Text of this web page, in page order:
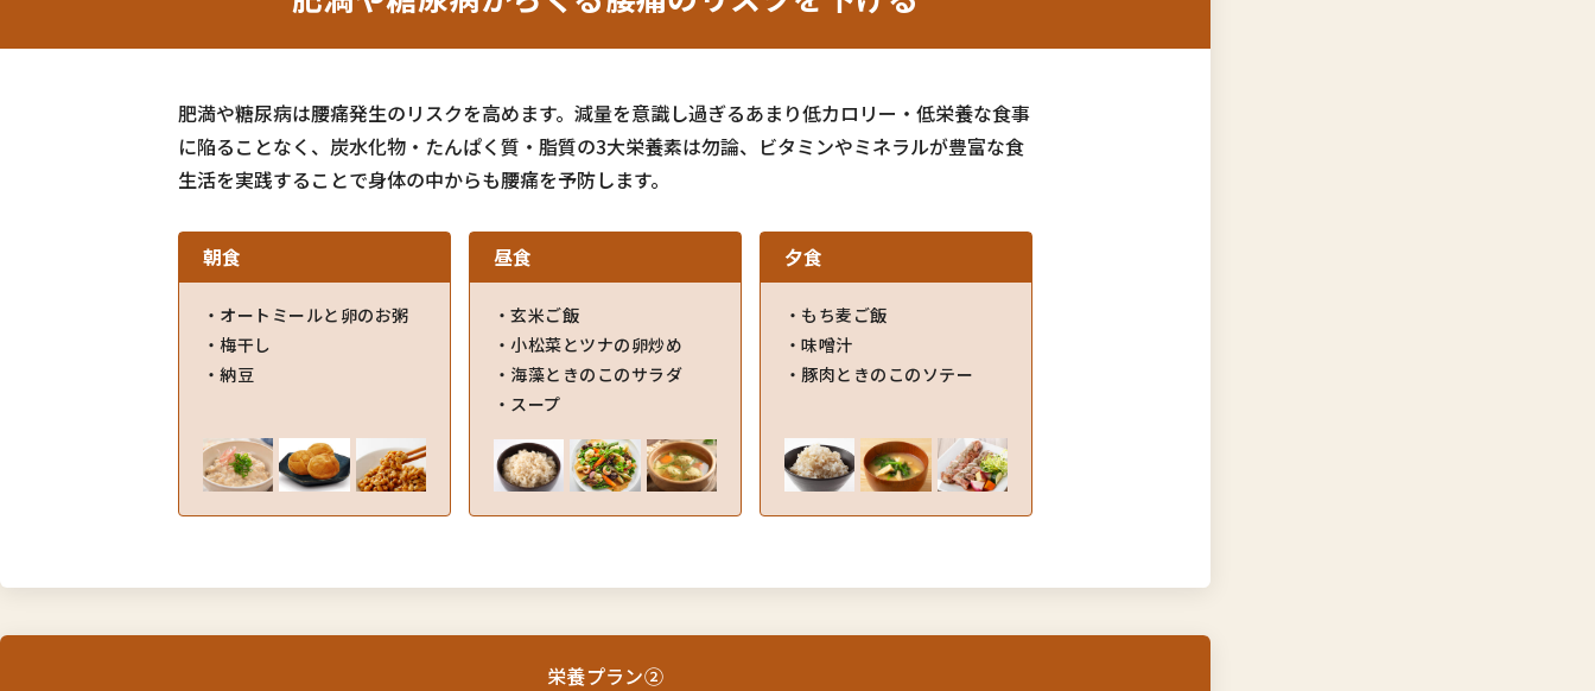
肥満や糖尿病は腰痛発生のリスクを高めます。減量を意識し過ぎるあまり低カロリー・低栄養な食事
に陥ることなく、炭水化物・たんぱく質・脂質の3大栄養素は勿論、ビタミンやミネラルが豊富な食
生活を実践することで身体の中からも腰痛を予防します。
朝食
オートミールと卵のお粥
梅干し
納豆
昼食
玄米ご飯
小松菜とツナの卵炒め
海藻ときのこのサラダ
スープ
夕食
もち麦ご飯
味噌汁
豚肉ときのこのソテー
栄養プラン②